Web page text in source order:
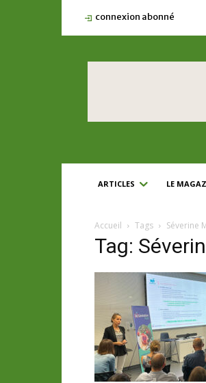
connexion abonné
ARTICLES LE
Accueil Tags Séverine
Tag: